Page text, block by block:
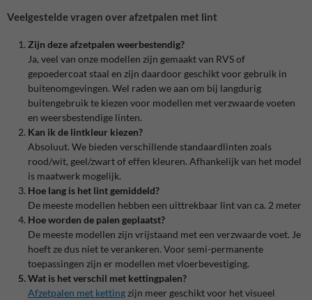
Veelgestelde vragen over afzetpalen met lint
Zijn deze afzetpalen weerbestendig?
Ja, veel van onze modellen zijn gemaakt van RVS of
gepoedercoat staal en zijn daardoor geschikt voor gebruik in
buitenomgevingen. Wel raden we aan om bij langdurig
buitengebruik te kiezen voor modellen met verzwaarde voeten
en weersbestendige linten.
Kan ik de lintkleur kiezen?
Absoluut. We bieden verschillende standaardlinten zoals
rood/wit, geel/zwart of effen kleuren. Afhankelijk van het model
is maatwerk mogelijk.
Hoe lang is het lint gemiddeld?
De meeste modellen hebben een uittrekbaar lint van ca. 2 meter
Hoe worden de palen geplaatst?
De meeste modellen zijn vrijstaand met een verzwaarde voet. Je
hoeft ze dus niet te verankeren. Voor semi-permanente
toepassingen zijn er modellen met vloerbevestiging.
Wat is het verschil met kettingpalen?
Afzetpalen met kettingzijn meer geschikt voor het visueel